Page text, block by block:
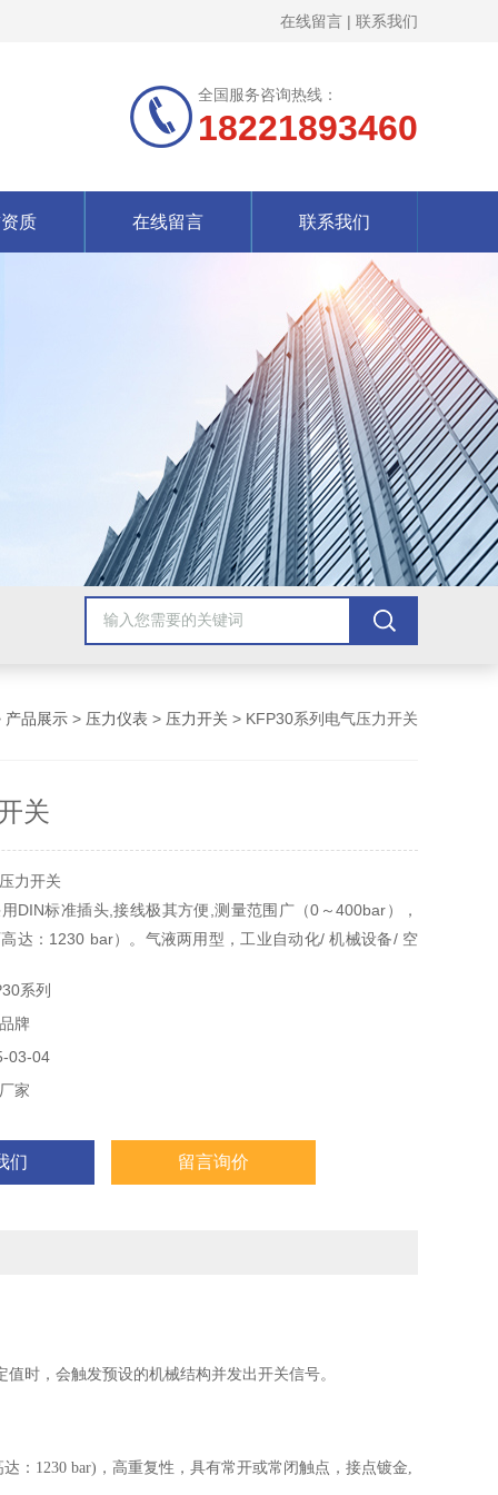
在线留言 | 联系我们
全国服务咨询热线：
18221893460
质 在线留言 联系我们
产品展示 > 压力仪表 > 压力开关 > KFP30系列电气压力开关
关
力开关
用DIN标准插头,接线极其方便,测量范围广（0～400bar），
达：1230 bar）。气液两用型，工业自动化/ 机械设备/ 空
系列
牌
03-04
家
们 留言询价
时，会触发预设的机械结构并发出开关信号。
：1230 bar)，高重复性，具有常开或常闭触点，接点镀金,